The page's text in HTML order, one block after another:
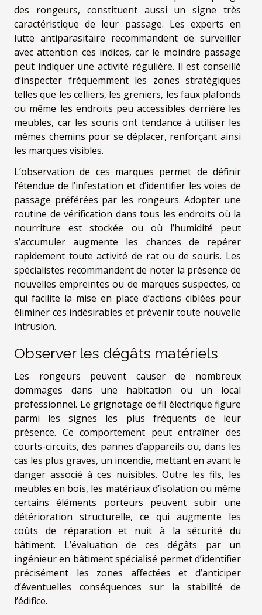
des rongeurs, constituent aussi un signe très
caractéristique de leur passage. Les experts en
lutte antiparasitaire recommandent de surveiller
avec attention ces indices, car le moindre passage
peut indiquer une activité régulière. Il est conseillé
d’inspecter fréquemment les zones stratégiques
telles que les celliers, les greniers, les faux plafonds
ou même les endroits peu accessibles derrière les
meubles, car les souris ont tendance à utiliser les
mêmes chemins pour se déplacer, renforçant ainsi
les marques visibles.
L’observation de ces marques permet de définir
l’étendue de l’infestation et d’identifier les voies de
passage préférées par les rongeurs. Adopter une
routine de vérification dans tous les endroits où la
nourriture est stockée ou où l’humidité peut
s’accumuler augmente les chances de repérer
rapidement toute activité de rat ou de souris. Les
spécialistes recommandent de noter la présence de
nouvelles empreintes ou de marques suspectes, ce
qui facilite la mise en place d’actions ciblées pour
éliminer ces indésirables et prévenir toute nouvelle
intrusion.
Observer les dégâts matériels
Les rongeurs peuvent causer de nombreux
dommages dans une habitation ou un local
professionnel. Le grignotage de fil électrique figure
parmi les signes les plus fréquents de leur
présence. Ce comportement peut entraîner des
courts-circuits, des pannes d’appareils ou, dans les
cas les plus graves, un incendie, mettant en avant le
danger associé à ces nuisibles. Outre les fils, les
meubles en bois, les matériaux d’isolation ou même
certains éléments porteurs peuvent subir une
détérioration structurelle, ce qui augmente les
coûts de réparation et nuit à la sécurité du
bâtiment. L’évaluation de ces dégâts par un
ingénieur en bâtiment spécialisé permet d’identifier
précisément les zones affectées et d’anticiper
d’éventuelles conséquences sur la stabilité de
l’édifice.